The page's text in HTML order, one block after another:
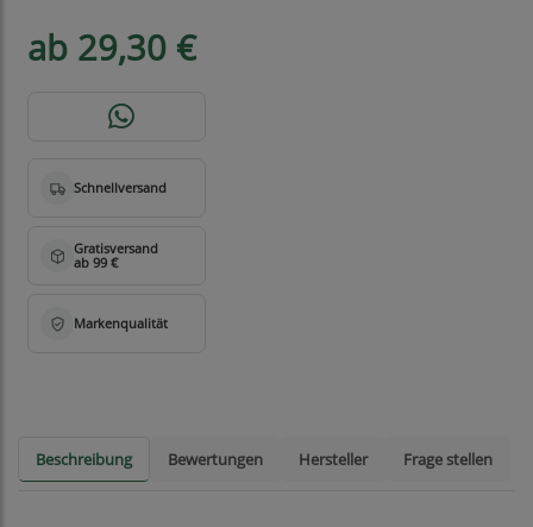
ab 29,30 €
Beschreibung Bewertungen Hersteller Frage stellen